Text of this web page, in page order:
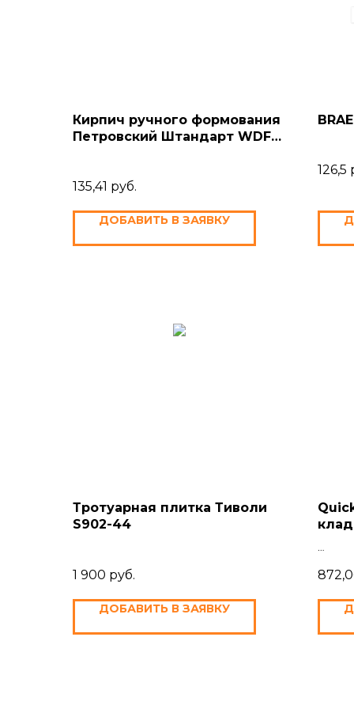
Кирпич ручного формования
Петровский Штандарт WDF
135,41 руб.
ДОБАВИТЬ В ЗАЯВКУ
126,5
Тротуарная плитка Тиволи
S902-44
1 900 руб.
ДОБАВИТЬ В ЗАЯВКУ